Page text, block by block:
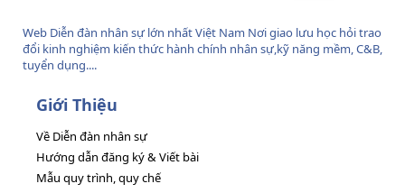
Web Diễn đàn nhân sự lớn nhất Việt Nam Nơi giao lưu học hỏi trao
đổi kinh nghiệm kiến thức hành chính nhân sự,kỹ năng mềm, C&B,
tuyển dụng....
Giới Thiệu
Về Diễn đàn nhân sự
Hướng dẫn đăng ký & Viết bài
Mẫu quy trình, quy chế